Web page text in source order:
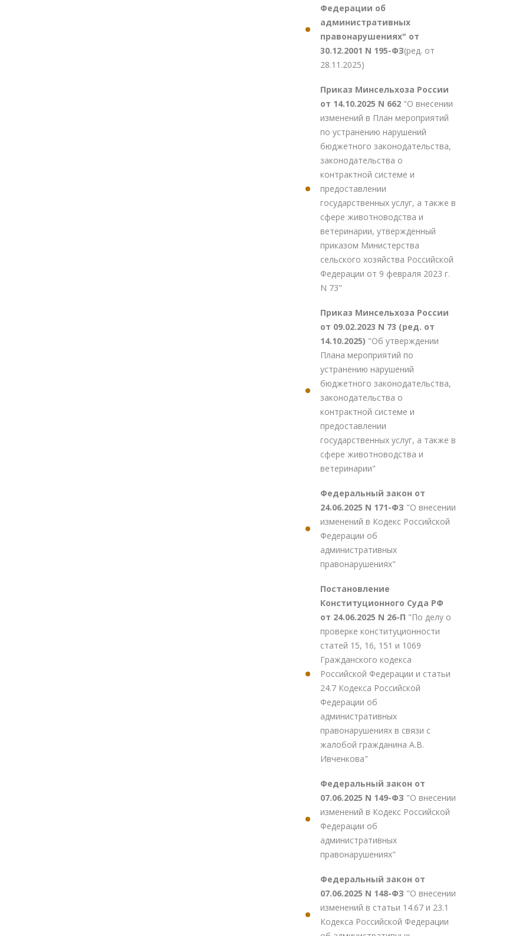
Федерации об
административных
правонарушениях" от
30.12.2001 N 195-ФЗ(ред. от
28.11.2025)
Приказ Минсельхоза России
от 14.10.2025 N 662 "О внесении
изменений в План мероприятий
по устранению нарушений
бюджетного законодательства,
законодательства о
контрактной системе и
предоставлении
государственных услуг, а также в
сфере животноводства и
ветеринарии, утвержденный
приказом Министерства
сельского хозяйства Российской
Федерации от 9 февраля 2023 г.
N 73"
Приказ Минсельхоза России
от 09.02.2023 N 73 (ред. от
14.10.2025) "Об утверждении
Плана мероприятий по
устранению нарушений
бюджетного законодательства,
законодательства о
контрактной системе и
предоставлении
государственных услуг, а также в
сфере животноводства и
ветеринарии"
Федеральный закон от
24.06.2025 N 171-ФЗ "О внесении
изменений в Кодекс Российской
Федерации об
административных
правонарушениях"
Постановление
Конституционного Суда РФ
от 24.06.2025 N 26-П "По делу о
проверке конституционности
статей 15, 16, 151 и 1069
Гражданского кодекса
Российской Федерации и статьи
24.7 Кодекса Российской
Федерации об
административных
правонарушениях в связи с
жалобой гражданина А.В.
Ивченкова"
Федеральный закон от
07.06.2025 N 149-ФЗ "О внесении
изменений в Кодекс Российской
Федерации об
административных
правонарушениях"
Федеральный закон от
07.06.2025 N 148-ФЗ "О внесении
изменений в статьи 14.67 и 23.1
Кодекса Российской Федерации